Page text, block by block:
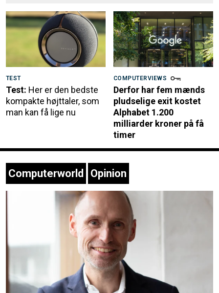
TEST
Test: Her er den bedste
kompakte højttaler, som
man kan få lige nu
COMPUTERVIEWS
Derfor har fem mænds
pludselige exit kostet
Alphabet 1.200
milliarder kroner på få
timer
Computerworld Opinion